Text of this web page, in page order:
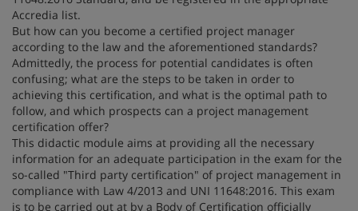
Accredia list.
But how can you become a certified project manager
according to the law and the aforementioned standards?
Admittedly, the process for potential candidates is often
confusing; what are the steps to be taken in order to
achieving this certification, and what is the optimal path to
follow, and which prospects can a project management
certification offer?
This didactic module aims at providing all the necessary
information for an adequate participation in the exam for the
so-called "Third party certification" of project management in
compliance with Law 4/2013 and UNI 11648:2016. This exam
is to be carried out at by a Body of Certification officially